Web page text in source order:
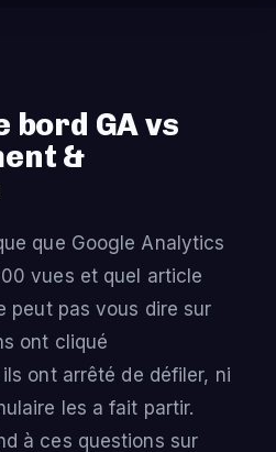
bord GA vs
&
que Google Analytics
vues et quel article
peut pas vous dire sur
ont cliqué
ont arrêté de défiler, ni
les a fait partir.
à ces questions sur